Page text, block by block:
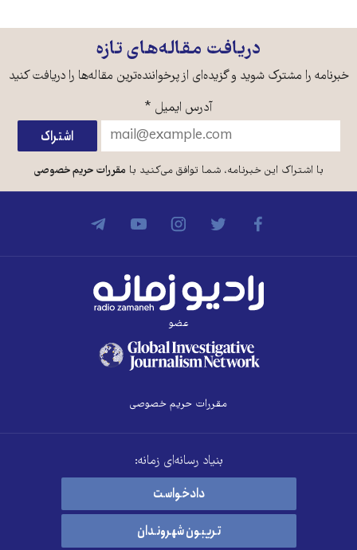
دریافت مقاله‌های تازه
خبرنامه را مشترک شوید و گزیده‌ای از پرخواننده‌ترین مقاله‌ها را دریافت کنید
آدرس ایمیل *
با اشتراک این خبرنامه، شما توافق می‌کنید بامقررات حریم خصوصی
عضو
مقررات حریم خصوصی
بنیاد رسانه‌ای زمانه:
دادخواست
تریبون شهروندان